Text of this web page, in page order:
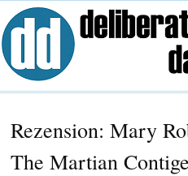
Rezension: Mary
The Martian